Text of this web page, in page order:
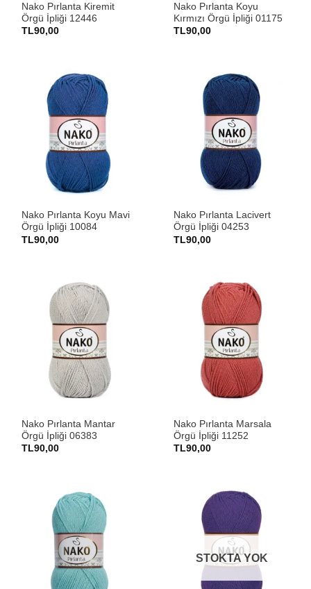
Nako Pırlanta Kiremit
Örgü İpliği 12446
TL90,00
Nako Pırlanta Koyu
Kırmızı Örgü İpliği 01175
TL90,00
Nako Pırlanta Koyu Mavi
Örgü İpliği 10084
TL90,00
Nako Pırlanta Lacivert
Örgü İpliği 04253
TL90,00
Nako Pırlanta Mantar
Örgü İpliği 06383
TL90,00
Nako Pırlanta Marsala
Örgü İpliği 11252
TL90,00
STOKTA YOK